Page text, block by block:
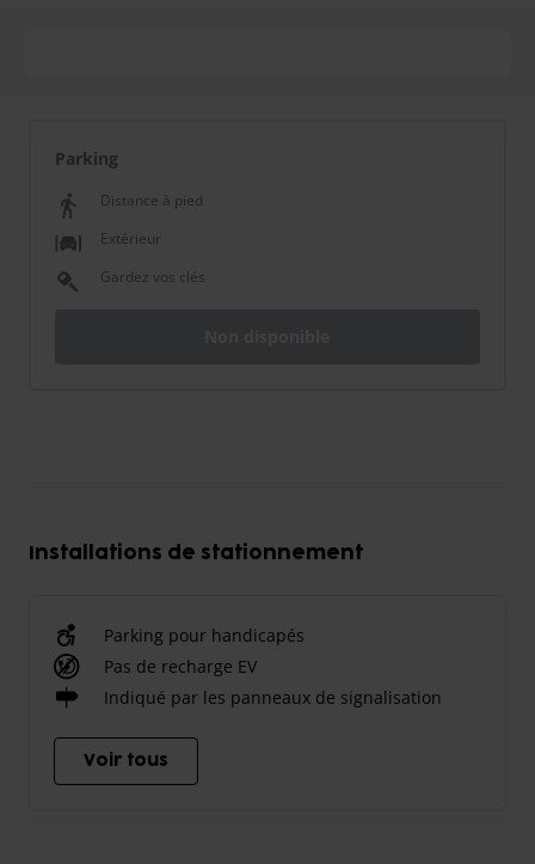
Parking
Distance à pied
Extérieur
Gardez vos clés
Installations de stationnement
Parking pour handicapés
Pas de recharge EV
Indiqué par les panneaux de signalisation
Voir tous